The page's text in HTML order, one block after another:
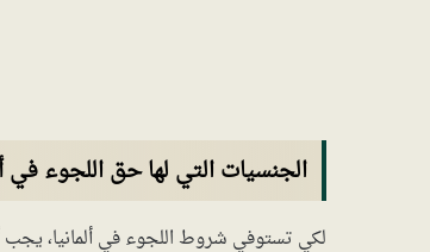
الجنسيات التي لها حق اللجوء في
لكي تستوفي شروط اللجوء في ألمانيا، يجب